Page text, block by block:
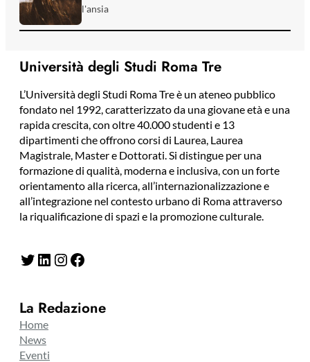
l'ansia
Università degli Studi Roma Tre
L’Università degli Studi Roma Tre è un ateneo pubblico
fondato nel 1992, caratterizzato da una giovane età e una
rapida crescita, con oltre 40.000 studenti e 13
dipartimenti che offrono corsi di Laurea, Laurea
Magistrale, Master e Dottorati. Si distingue per una
formazione di qualità, moderna e inclusiva, con un forte
orientamento alla ricerca, all’internazionalizzazione e
all’integrazione nel contesto urbano di Roma attraverso
la riqualificazione di spazi e la promozione culturale.
Twitter LinkedIn Instagram Facebook
La Redazione
Home
News
Eventi